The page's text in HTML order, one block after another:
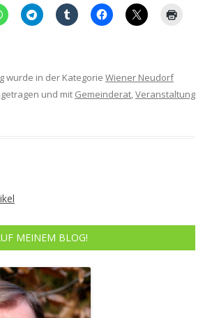
wurde in der Kategorie Wiener Neudorf
und mit Gemeinderat,Veranstaltung
MEINEM BLOG!